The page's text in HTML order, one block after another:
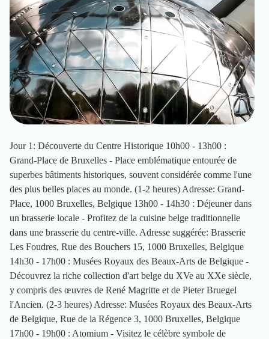
Jour 1: Découverte du Centre Historique 10h00 - 13h00 :
Grand-Place de Bruxelles - Place emblématique entourée de
superbes bâtiments historiques, souvent considérée comme l'une
des plus belles places au monde. (1-2 heures) Adresse: Grand-
Place, 1000 Bruxelles, Belgique 13h00 - 14h30 : Déjeuner dans
un brasserie locale - Profitez de la cuisine belge traditionnelle
dans une brasserie du centre-ville. Adresse suggérée: Brasserie
Les Foudres, Rue des Bouchers 15, 1000 Bruxelles, Belgique
14h30 - 17h00 : Musées Royaux des Beaux-Arts de Belgique -
Découvrez la riche collection d'art belge du XVe au XXe siècle,
y compris des œuvres de René Magritte et de Pieter Bruegel
l'Ancien. (2-3 heures) Adresse: Musées Royaux des Beaux-Arts
de Belgique, Rue de la Régence 3, 1000 Bruxelles, Belgique
17h00 - 19h00 : Atomium - Visitez le célèbre symbole de